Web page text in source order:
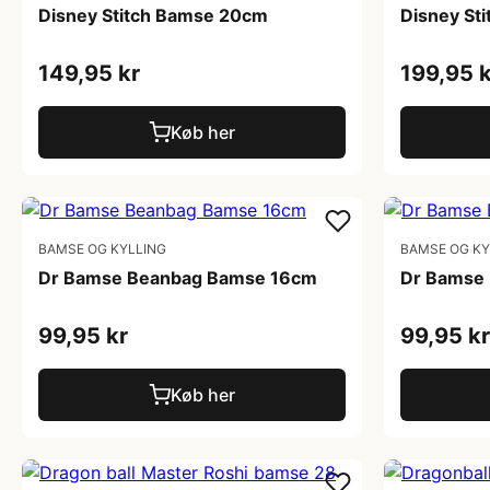
Disney Stitch Bamse 20cm
149,95 kr
Køb her
Disney
199,95
BAMSE OG KYLLING
Dr Bamse Beanbag Bamse 16cm
99,95 kr
Køb her
BAMSE OG
Dr
99,95 kr